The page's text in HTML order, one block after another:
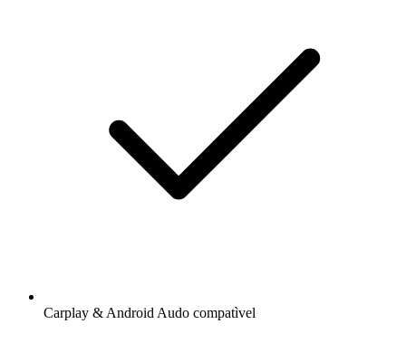
Carplay & Android Audo compatìvel